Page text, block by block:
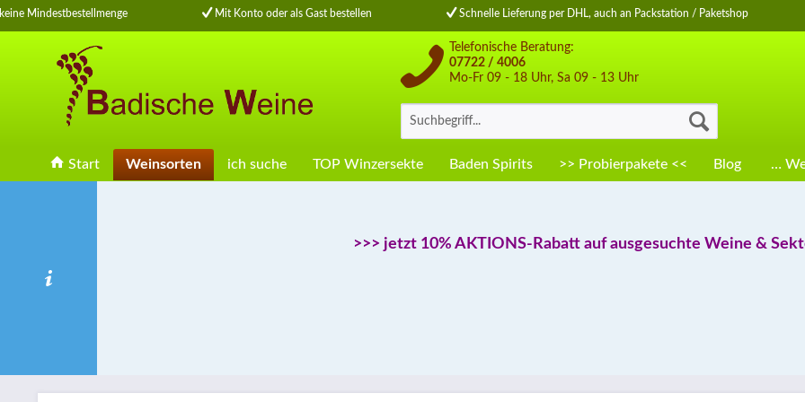
Mindestbestellmenge Mit Konto oder als Gast bestellen Schnelle Lieferung per DHL, auch an Packstation / Paketshop
Telefonische Beratung:
07722 / 4006
Mo-Fr 09 - 18 Uhr, Sa 09 - 13 Uhr
Start Weinsorten ich suche TOP Winzersekte Baden Spirits >> Probierpakete << Blog …
>>> jetzt 10% AKTIONS-Rabatt auf ausgesuchte Weine &